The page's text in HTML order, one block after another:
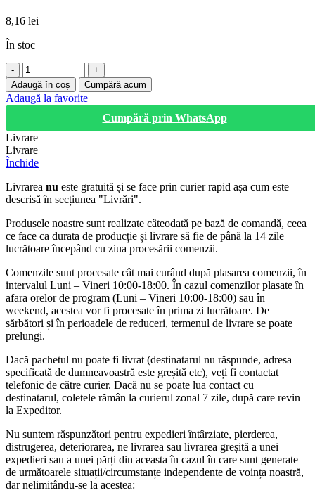
8,16 lei
În stoc
Cantitate
FIR
MTC
3,0MM*15M
patrat
Adaugă în coș Cumpără acum
Adaugă la favorite
Cumpără prin WhatsApp
Livrare
Livrare
Închide
Livrarea nu este gratuită și se face prin curier rapid așa cum este
descrisă în secțiunea "Livrări".
Produsele noastre sunt realizate câteodată pe bază de comandă, ceea
ce face ca durata de producție și livrare să fie de până la 14 zile
lucrătoare începând cu ziua procesării comenzii.
Comenzile sunt procesate cât mai curând după plasarea comenzii, în
intervalul Luni – Vineri 10:00-18:00. În cazul comenzilor plasate în
afara orelor de program (Luni – Vineri 10:00-18:00) sau în
weekend, acestea vor fi procesate în prima zi lucrătoare. De
sărbători și în perioadele de reduceri, termenul de livrare se poate
prelungi.
Dacă pachetul nu poate fi livrat (destinatarul nu răspunde, adresa
specificată de dumneavoastră este greșită etc), veți fi contactat
telefonic de către curier. Dacă nu se poate lua contact cu
destinatarul, coletele rămân la curierul zonal 7 zile, după care revin
la Expeditor.
Nu suntem răspunzători pentru expedieri întârziate, pierderea,
distrugerea, deteriorarea, ne livrarea sau livrarea greșită a unei
expedieri sau a unei părți din aceasta în cazul în care sunt generate
de următoarele situații/circumstanțe independente de voința noastră,
dar nelimitându-se la acestea: